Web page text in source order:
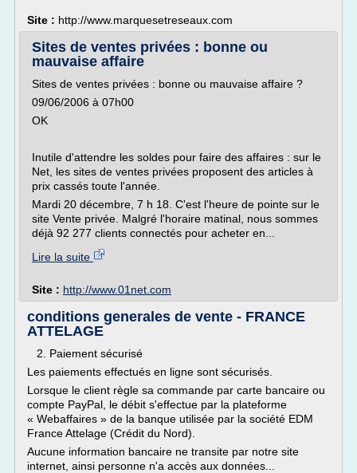
Site : http://www.marquesetreseaux.com
Sites de ventes privées : bonne ou
mauvaise affaire
Sites de ventes privées : bonne ou mauvaise affaire ?
09/06/2006 à 07h00
OK
Inutile d'attendre les soldes pour faire des affaires : sur le
Net, les sites de ventes privées proposent des articles à
prix cassés toute l'année.
Mardi 20 décembre, 7 h 18. C'est l'heure de pointe sur le
site Vente privée. Malgré l'horaire matinal, nous sommes
déjà 92 277 clients connectés pour acheter en...
Lire la suite
Site : http://www.01net.com
conditions generales de vente - FRANCE
ATTELAGE
2. Paiement sécurisé
Les paiements effectués en ligne sont sécurisés.
Lorsque le client règle sa commande par carte bancaire ou
compte PayPal, le débit s'effectue par la plateforme
« Webaffaires » de la banque utilisée par la société EDM
France Attelage (Crédit du Nord).
Aucune information bancaire ne transite par notre site
internet, ainsi personne n'a accès aux données...